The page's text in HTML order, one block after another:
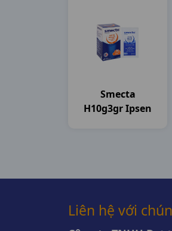
Smecta
H10g3gr Ipsen
Liên hệ với